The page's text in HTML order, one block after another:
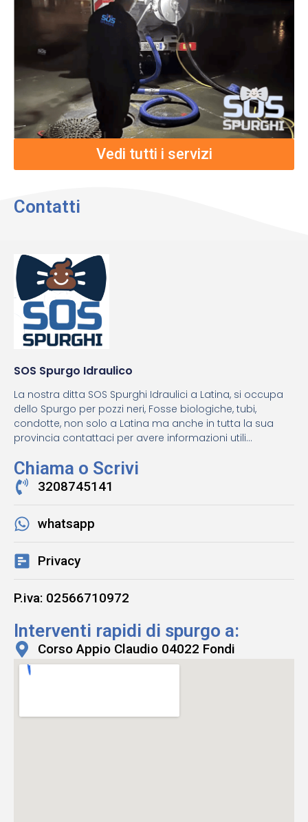
Vedi tutti i servizi
Contatti
SOS Spurgo Idraulico
La nostra ditta SOS Spurghi Idraulici a Latina, si occupa
dello Spurgo per pozzi neri, Fosse biologiche, tubi,
condotte, non solo a Latina ma anche in tutta la sua
provincia contattaci per avere informazioni utili...
Chiama o Scrivi
3208745141
whatsapp
Privacy
P.iva: 02566710972
Interventi rapidi di spurgo a:
Corso Appio Claudio 04022 Fondi